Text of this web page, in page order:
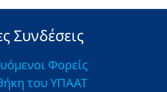
Συνδέσεις
Φορείς
του ΥΠΑΑΤ